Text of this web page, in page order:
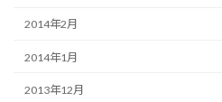
2014年2月
2014年1月
2013年12月